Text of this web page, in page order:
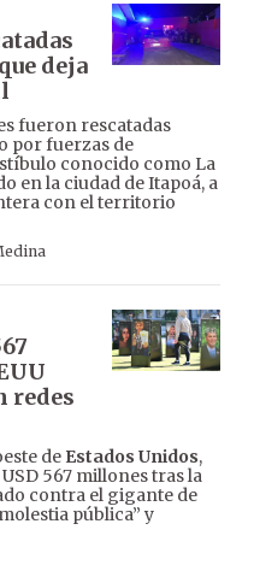
deja
fueron rescatadas
por fuerzas de
conocido como La
en la ciudad de Itapoá, a
con el territorio
redes
de Estados Unidos,
567 millones tras la
contra el gigante de
pública” y